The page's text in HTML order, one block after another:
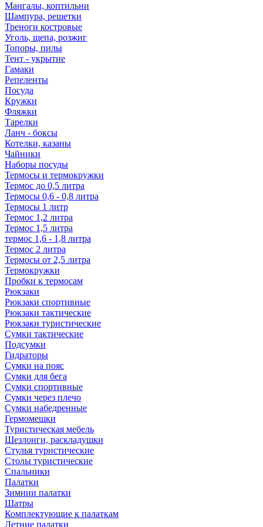
Мангалы, коптильни
Шампура, решетки
Треноги костровые
Уголь, щепа, розжиг
Топоры, пилы
Тент - укрытие
Гамаки
Репеленты
Посуда
Кружки
Фляжки
Тарелки
Ланч - боксы
Котелки, казаны
Чайники
Наборы посуды
Термосы и термокружки
Термос до 0,5 литра
Термосы 0,6 - 0,8 литра
Термосы 1 литр
Термос 1,2 литра
Термос 1,5 литра
термос 1,6 - 1,8 литра
Термос 2 литра
Термосы от 2,5 литра
Термокружки
Пробки к термосам
Рюкзаки
Рюкзаки спортивные
Рюкзаки тактические
Рюкзаки туристические
Сумки тактические
Подсумки
Гидраторы
Сумки на пояс
Сумки для бега
Сумки спортивные
Сумки через плечо
Сумки набедренные
Гермомешки
Туристическая мебель
Шезлонги, раскладушки
Стулья туристические
Столы туристические
Спальники
Палатки
Зимнии палатки
Шатры
Комплектующие к палаткам
Летние палатки